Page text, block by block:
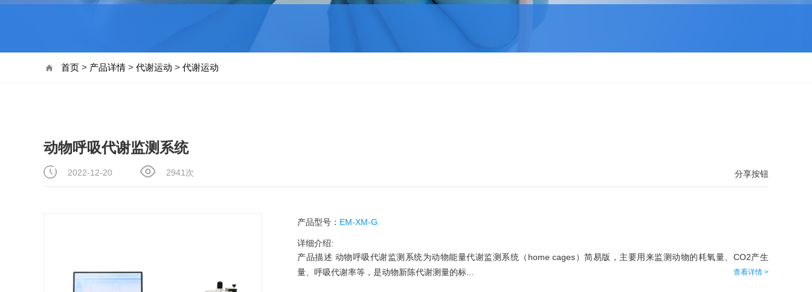
首页 > 产品详情 > 代谢运动 > 代谢运动
动物呼吸代谢监测系统
2022-12-20 2941次 分享按钮
产品型号： EM-XM-G
详细介绍:
产品描述 动物呼吸代谢监测系统为动物能量代谢监测系统（home cages）简易版，主要用来监测动物的耗氧量、CO2产生
量、呼吸代谢率等，是动物新陈代谢测量的标...
查看详情 >